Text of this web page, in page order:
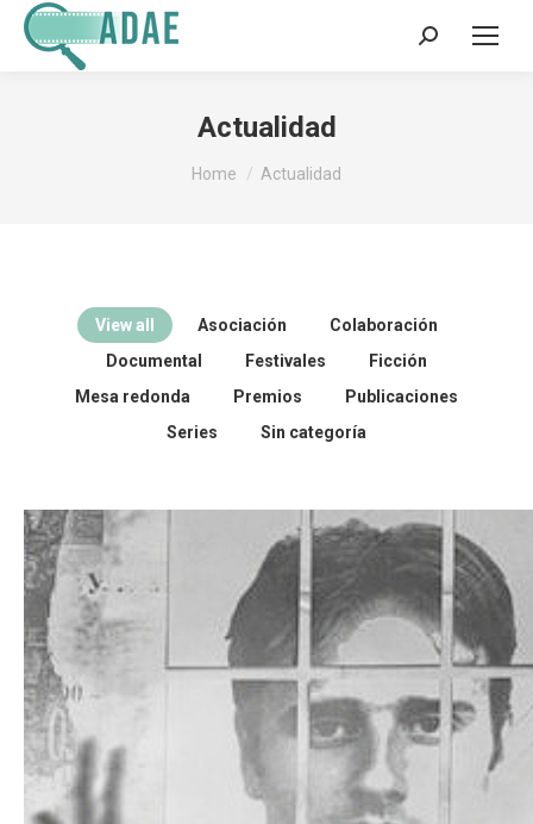
Search:
Actualidad
You are here:
Home Actualidad
View all Asociación
Colaboración
Documental
Festivales
Ficción
Mesa redonda
Premios
Publicaciones
Series
Sin categoría